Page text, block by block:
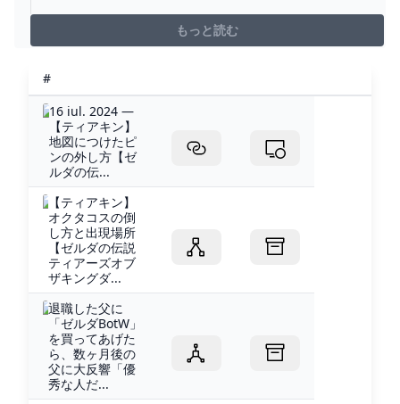
もっと読む
#
16 iul. 2024 —
【ティアキン】
地図につけたピ
ンの外し方【ゼ
ルダの伝...
【ティアキン】
オクタコスの倒
し方と出現場所
【ゼルダの伝説
ティアーズオブ
ザキングダ...
退職した父に
「ゼルダBotW」
を買ってあげた
ら、数ヶ月後の
父に大反響「優
秀な人だ...